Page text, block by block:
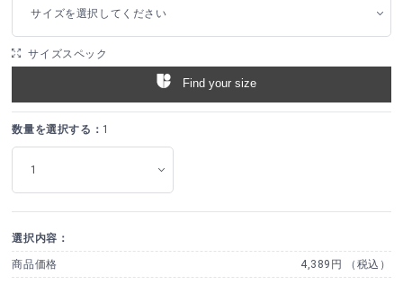
サイズを選択してください
サイズスペック
Find your size
数量を選択する： 1
選択内容：
商品価格 4,389円 （税込）